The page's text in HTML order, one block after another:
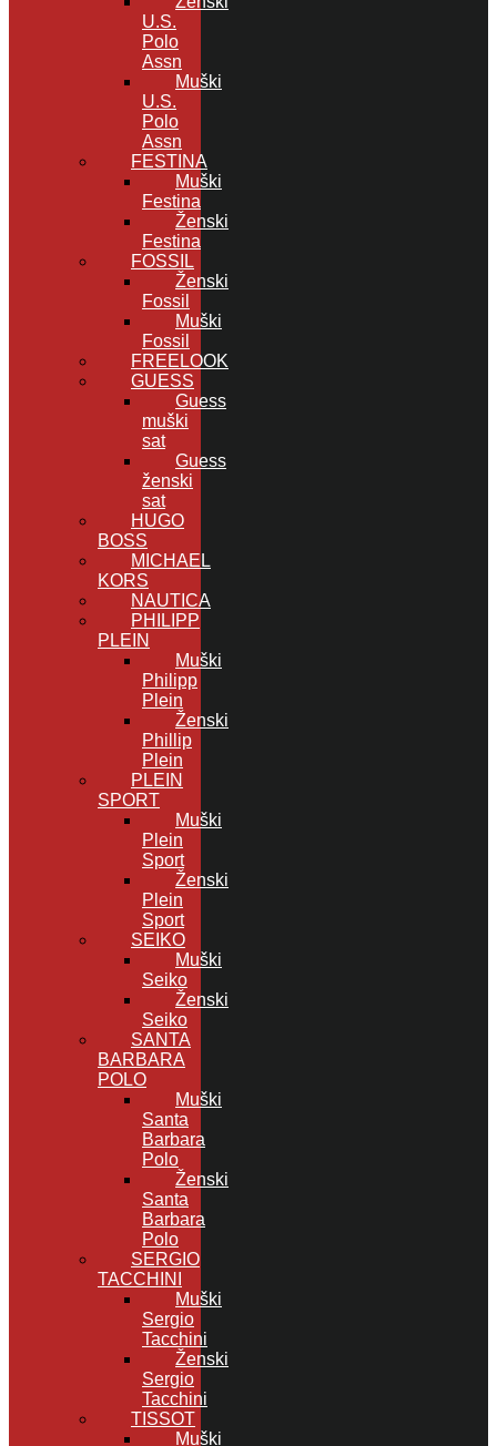
U.S.
Polo
Assn
Muški
U.S.
Polo
Assn
FESTINA
Muški
Festina
Ženski
Festina
FOSSIL
Ženski
Fossil
Muški
Fossil
FREELOOK
GUESS
Guess
muški
sat
Guess
ženski
sat
HUGO
BOSS
MICHAEL
KORS
NAUTICA
PHILIPP
PLEIN
Muški
Philipp
Plein
Ženski
Phillip
Plein
PLEIN
SPORT
Muški
Plein
Sport
Ženski
Plein
Sport
SEIKO
Muški
Seiko
Ženski
Seiko
SANTA
BARBARA
POLO
Muški
Santa
Barbara
Polo
Ženski
Santa
Barbara
Polo
SERGIO
TACCHINI
Muški
Sergio
Tacchini
Ženski
Sergio
Tacchini
TISSOT
Muški